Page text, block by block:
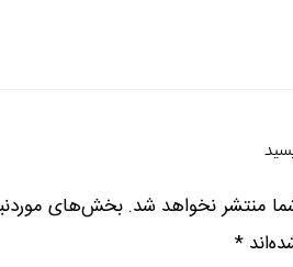
منتشر نخواهد شد. بخش‌های
*